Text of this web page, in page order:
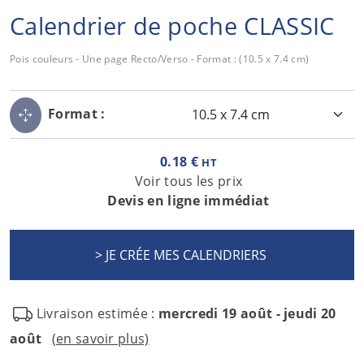
Calendrier de poche CLASSIC
Pois couleurs - Une page Recto/Verso - Format : (10.5 x 7.4 cm)
Format :
0.18 € HT
Voir tous les prix
Devis en ligne immédiat
Livraison estimée : mercredi 19 août - jeudi 20
août (en savoir plus)